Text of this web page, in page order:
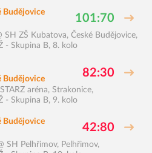
Budějovice
101:70
SH ZŠ Kubatova, České Budějovice,
- Skupina B, 8. kolo
Budějovice
82:30
STARZ aréna, Strakonice,
- Skupina B, 9. kolo
Budějovice
42:80
SH Pelhřimov, Pelhřimov,